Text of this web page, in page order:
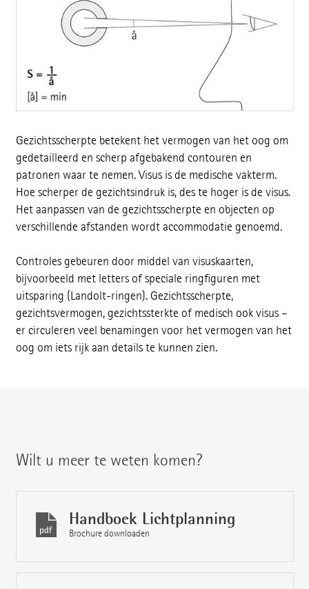
Gezichtsscherpte betekent het vermogen van het oog om
gedetailleerd en scherp afgebakend contouren en
patronen waar te nemen. Visus is de medische vakterm.
Hoe scherper de gezichtsindruk is, des te hoger is de visus.
Het aanpassen van de gezichtsscherpte en objecten op
verschillende afstanden wordt accommodatie genoemd.
Controles gebeuren door middel van visuskaarten,
bijvoorbeeld met letters of speciale ringfiguren met
uitsparing (Landolt-ringen). Gezichtsscherpte,
gezichtsvermogen, gezichtssterkte of medisch ook visus –
er circuleren veel benamingen voor het vermogen van het
oog om iets rijk aan details te kunnen zien.
Wilt u meer te weten komen?
Handboek Lichtplanning
Brochure downloaden